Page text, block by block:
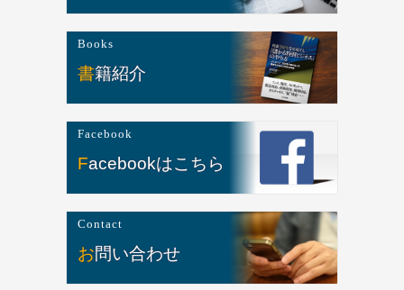
Books
書籍紹介
Facebook
Facebookはこちら
Contact
お問い合わせ